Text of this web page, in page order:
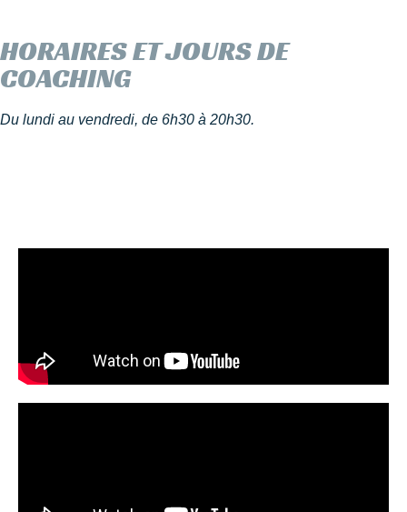
HORAIRES ET JOURS DE
COACHING
Du lundi au vendredi, de 6h30 à 20h30.